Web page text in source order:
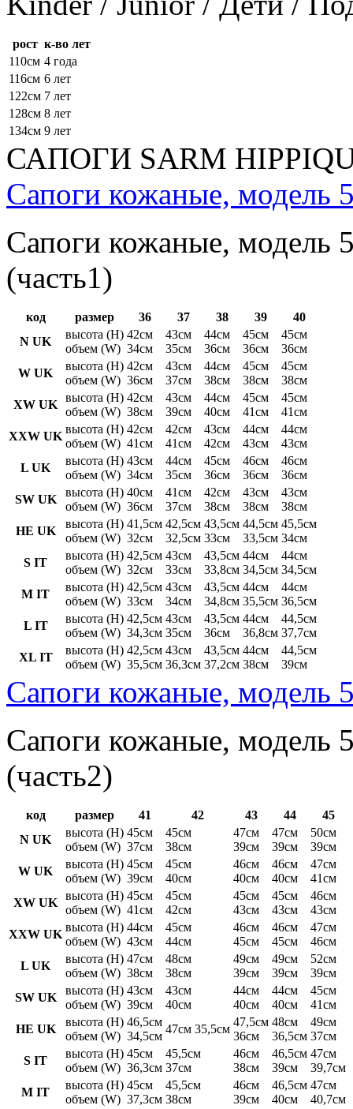
рост к-во лет
110см 4 года
116см 6 лет
122см 7 лет
128см 8 лет
134см 9 лет
САПОГИ SARM
Сапоги кожаные, модель
Сапоги кожаные, модель
(часть1)
код размер 36 37 38 39
40
N UK
высота (H)
объем (W)
42см
34см
43см
35см
44см
36см
45см
36см
45см
36см
W UK
высота (H)
объем (W)
42см
36см
43см
37см
44см
38см
45см
38см
45см
38см
XW UK
высота (H)
объем (W)
42см
38см
43см
39см
44см
40см
45см
41см
45см
41см
XXW UK
высота (H)
объем (W)
42см
41см
42см
41см
43см
42см
44см
43см
44см
43см
L UK
высота (H)
объем (W)
43см
34см
44см
35см
45см
36см
46см
36см
46см
36см
SW UK
высота (H)
объем (W)
40см
36см
41см
37см
42см
38см
43см
38см
43см
38см
HE UK
высота (H)
объем (W)
41,5см
32см
42,5см
32,5см
43,5см
33см
44,5см
33,5см
45,5см
34см
S IT
высота (H)
объем (W)
42,5см
32см
43см
33см
43,5см
33,8см
44см
34,5см
44см
34,5см
M IT
высота (H)
объем (W)
42,5см
33см
43см
34см
43,5см
34,8см
44см
35,5см
44см
36,5см
L IT
высота (H)
объем (W)
42,5см
34,3см
43см
35см
43,5см
36см
44см
36,8см
44,5см
37,7см
XL IT
высота (H)
объем (W)
42,5см
35,5см
43см
36,3см
43,5см
37,2см
44см
38см
44,5см
39см
Сапоги кожаные, модель
Сапоги кожаные, модель
(часть2)
код размер 41 42 43 44
45
N UK
высота (H)
объем (W)
45см
37см
45см
38см
47см
39см
47см
39см
50см
39см
W UK
высота (H)
объем (W)
45см
39см
45см
40см
46см
40см
46см
40см
47см
41см
XW UK
высота (H)
объем (W)
45см
41см
45см
42см
45см
43см
45см
43см
46см
43см
XXW UK
высота (H)
объем (W)
44см
43см
45см
44см
46см
45см
46см
45см
47см
46см
L UK
высота (H)
объем (W)
47см
38см
48см
38см
49см
39см
49см
39см
52см
39см
SW UK
высота (H)
объем (W)
43см
39см
43см
40см
44см
40см
44см
40см
45см
41см
HE UK
высота (H)
объем (W)
46,5см
34,5см
47см 35,5см
47,5см
36см
48см
36,5см
49см
37см
S IT
высота (H)
объем (W)
45см
36,3см
45,5см
37см
46см
38см
46,5см
39см
47см
39,7см
M IT
высота (H)
объем (W)
45см
37,3см
45,5см
38см
46см
39см
46,5см
40см
47см
40,7см